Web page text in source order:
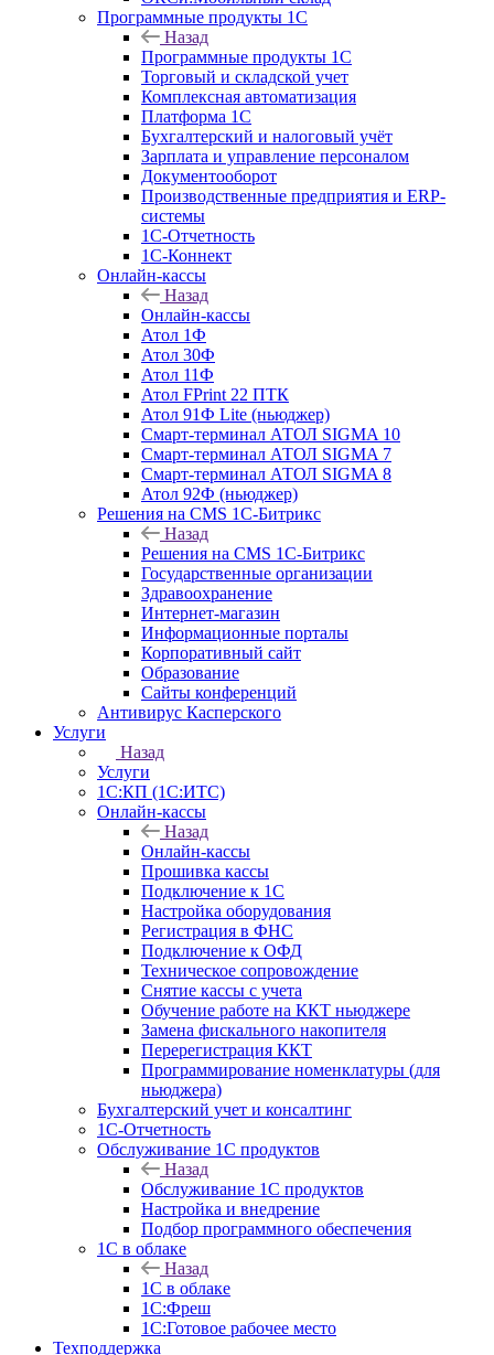
Программные продукты 1С
Назад
Программные продукты 1С
Торговый и складской учет
Комплексная автоматизация
Платформа 1С
Бухгалтерский и налоговый учёт
Зарплата и управление персоналом
Документооборот
Производственные предприятия и ERP-
системы
1С-Отчетность
1С-Коннект
Онлайн-кассы
Назад
Онлайн-кассы
Атол 1Ф
Атол 30Ф
Атол 11Ф
Атол FPrint 22 ПТК
Атол 91Ф Lite (ньюджер)
Смарт-терминал АТОЛ SIGMA 10
Смарт-терминал АТОЛ SIGMA 7
Смарт-терминал АТОЛ SIGMA 8
Атол 92Ф (ньюджер)
Решения на CMS 1С-Битрикс
Назад
Решения на CMS 1С-Битрикс
Государственные организации
Здравоохранение
Интернет-магазин
Информационные порталы
Корпоративный сайт
Образование
Сайты конференций
Антивирус Касперского
Услуги
Назад
Услуги
1С:КП (1С:ИТС)
Онлайн-кассы
Назад
Онлайн-кассы
Прошивка кассы
Подключение к 1С
Настройка оборудования
Регистрация в ФНС
Подключение к ОФД
Техническое сопровождение
Снятие кассы с учета
Обучение работе на ККТ ньюджере
Замена фискального накопителя
Перерегистрация ККТ
Программирование номенклатуры (для
ньюджера)
Бухгалтерский учет и консалтинг
1С-Отчетность
Обслуживание 1С продуктов
Назад
Обслуживание 1С продуктов
Настройка и внедрение
Подбор программного обеспечения
1С в облаке
Назад
1С в облаке
1C:Фреш
1C:Готовое рабочее место
Техподдержка